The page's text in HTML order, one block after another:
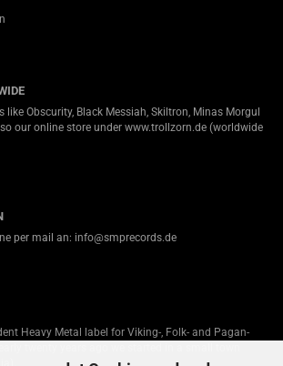
Obscurity, Black Messiah, Skiltron, Minas Morgul
our online store under www.trollzorn.de (worldwide
per mail an: info@smprecords.de
Heavy Metal label for Viking-, Folk- and Pagan-